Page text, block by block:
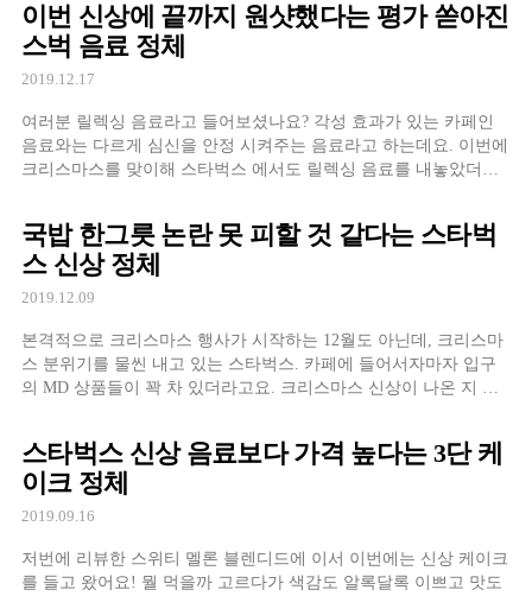
이번 신상에 끝까지 원샷했다는 평가 쏟아진
스벅 음료 정체
2019.12.17
여러분 릴렉싱 음료라고 들어보셨나요? 각성 효과가 있는 카페인
음료와는 다르게 심신을 안정 시켜주는 음료라고 하는데요. 이번에
크리스마스를 맞이해 스타벅스 에서도 릴렉싱 음료를 내놓았더라
국밥 한그릇 논란 못 피할 것 같다는 스타벅
스 신상 정체
2019.12.09
본격적으로 크리스마스 행사가 시작하는 12월도 아닌데, 크리스마
스 분위기를 물씬 내고 있는 스타벅스. 카페에 들어서자마자 입구
의 MD 상품들이 꽉 차 있더라고요. 크리스마스 신상이 나온 지 얼
스타벅스 신상 음료보다 가격 높다는 3단 케
이크 정체
2019.09.16
저번에 리뷰한 스위티 멜론 블렌디드에 이서 이번에는 신상 케이크
를 들고 왔어요! 뭘 먹을까 고르다가 색감도 알록달록 이쁘고 맛도